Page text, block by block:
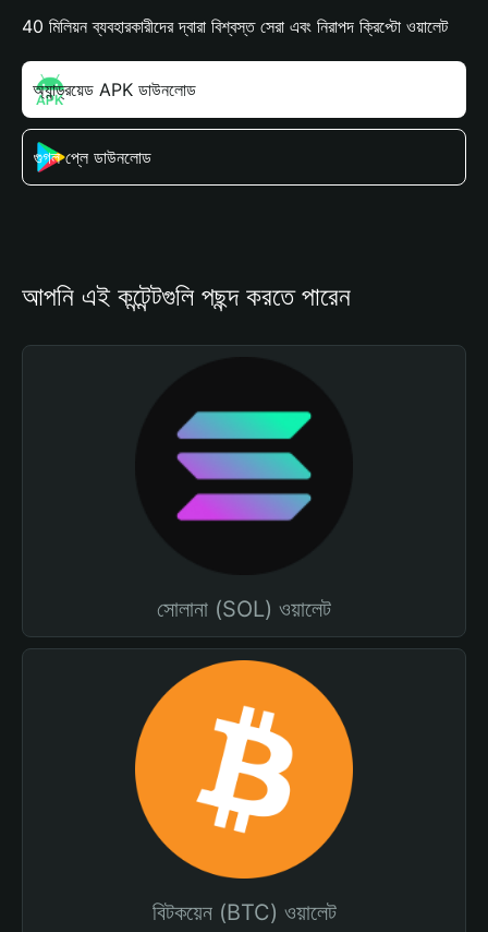
40 মিলিয়ন ব্যবহারকারীদের দ্বারা বিশ্বস্ত সেরা এবং নিরাপদ ক্রিপ্টো ওয়ালেট
অ্যান্ড্রয়েড APK ডাউনলোড
গুগল প্লে ডাউনলোড
আপনি এই কন্টেন্টগুলি পছন্দ করতে পারেন
সোলানা (SOL) ওয়ালেট
বিটকয়েন (BTC) ওয়ালেট